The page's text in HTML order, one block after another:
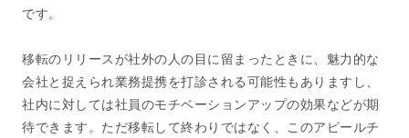
です。
移転のリリースが社外の人の目に留まったときに、魅力的な
会社と捉えられ業務提携を打診される可能性もありますし、
社内に対しては社員のモチベーションアップの効果などが期
待できます。ただ移転して終わりではなく、このアピールチ